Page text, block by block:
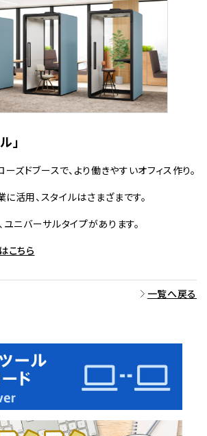
」
ズドブースで、より働きやすいオフィス作り。
活用、スタイルはさまざまです。
ユニバーサルタイプがあります。
こちら
一覧へ戻る